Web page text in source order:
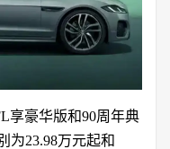
享豪华版和90周年典
为23.98万元起和